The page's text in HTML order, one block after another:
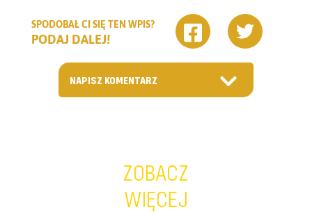
SPODOBAŁ CI SIĘ TEN WPIS?
PODAJ DALEJ!
NAPISZ KOMENTARZ
ZOBACZ
WIĘCEJ